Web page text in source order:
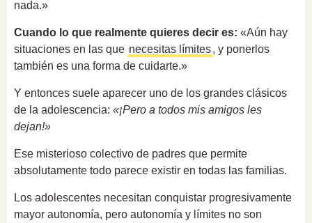
nada.»
Cuando lo que realmente quieres decir es: «Aún hay
situaciones en las que necesitas límites, y ponerlos
también es una forma de cuidarte.»
Y entonces suele aparecer uno de los grandes clásicos
de la adolescencia: «¡Pero a todos mis amigos les
dejan!»
Ese misterioso colectivo de padres que permite
absolutamente todo parece existir en todas las familias.
Los adolescentes necesitan conquistar progresivamente
mayor autonomía, pero autonomía y límites no son